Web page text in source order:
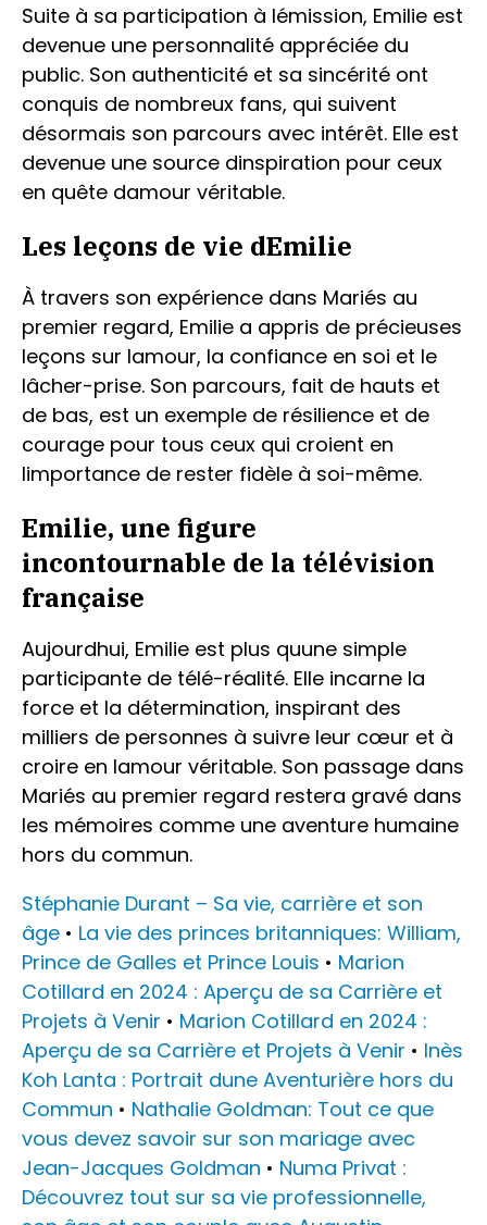
Suite à sa participation à lémission, Emilie est
devenue une personnalité appréciée du
public. Son authenticité et sa sincérité ont
conquis de nombreux fans, qui suivent
désormais son parcours avec intérêt. Elle est
devenue une source dinspiration pour ceux
en quête damour véritable.
Les leçons de vie dEmilie
À travers son expérience dans Mariés au
premier regard, Emilie a appris de précieuses
leçons sur lamour, la confiance en soi et le
lâcher-prise. Son parcours, fait de hauts et
de bas, est un exemple de résilience et de
courage pour tous ceux qui croient en
limportance de rester fidèle à soi-même.
Emilie, une figure
incontournable de la télévision
française
Aujourdhui, Emilie est plus quune simple
participante de télé-réalité. Elle incarne la
force et la détermination, inspirant des
milliers de personnes à suivre leur cœur et à
croire en lamour véritable. Son passage dans
Mariés au premier regard restera gravé dans
les mémoires comme une aventure humaine
hors du commun.
Stéphanie Durant – Sa vie, carrière et son
âge • La vie des princes britanniques: William,
Prince de Galles et Prince Louis • Marion
Cotillard en 2024 : Aperçu de sa Carrière et
Projets à Venir • Marion Cotillard en 2024 :
Aperçu de sa Carrière et Projets à Venir • Inès
Koh Lanta : Portrait dune Aventurière hors du
Commun • Nathalie Goldman: Tout ce que
vous devez savoir sur son mariage avec
Jean-Jacques Goldman • Numa Privat :
Découvrez tout sur sa vie professionnelle,